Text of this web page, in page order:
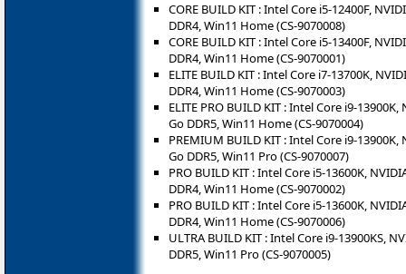
CORE BUILD KIT : Intel Core i5-12400F,
DDR4, Win11 Home (CS-9070008)
CORE BUILD KIT : Intel Core i5-13400F,
DDR4, Win11 Home (CS-9070001)
ELITE BUILD KIT : Intel Core i7-13700K,
DDR4, Win11 Home (CS-9070003)
ELITE PRO BUILD KIT : Intel Core i9-
Go DDR5, Win11 Home (CS-9070004)
PREMIUM BUILD KIT : Intel Core i9-13900K,
Go DDR5, Win11 Pro (CS-9070007)
PRO BUILD KIT : Intel Core i5-13600K,
DDR4, Win11 Home (CS-9070002)
PRO BUILD KIT : Intel Core i5-13600K,
DDR4, Win11 Home (CS-9070006)
ULTRA BUILD KIT : Intel Core i9-13900KS,
DDR5, Win11 Pro (CS-9070005)